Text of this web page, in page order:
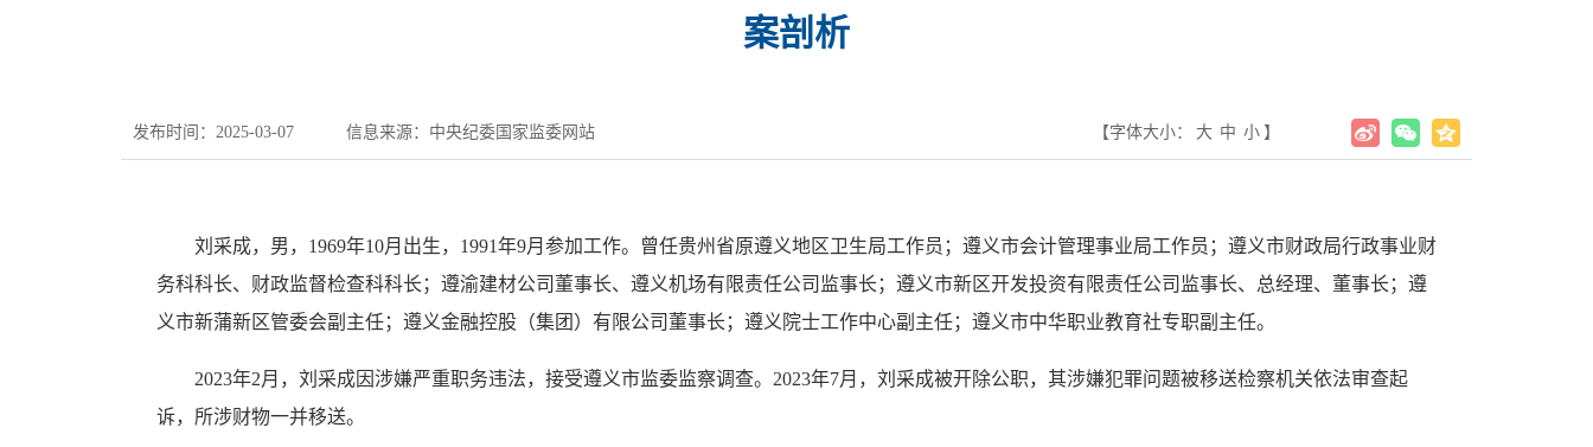
案剖析
发布时间：2025-03-07 信息来源：中央纪委国家监委网站 【字体大小： 大 中 小 】
刘采成，男，1969年10月出生，1991年9月参加工作。曾任贵州省原遵义地区卫生局工作员；遵义市会计管理事业局工作员；遵义市财政局行政事业财
务科科长、财政监督检查科科长；遵渝建材公司董事长、遵义机场有限责任公司监事长；遵义市新区开发投资有限责任公司监事长、总经理、董事长；遵
义市新蒲新区管委会副主任；遵义金融控股（集团）有限公司董事长；遵义院士工作中心副主任；遵义市中华职业教育社专职副主任。
2023年2月，刘采成因涉嫌严重职务违法，接受遵义市监委监察调查。2023年7月，刘采成被开除公职，其涉嫌犯罪问题被移送检察机关依法审查起
诉，所涉财物一并移送。